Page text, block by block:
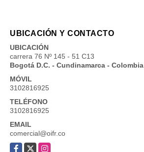
UBICACIÓN Y CONTACTO
UBICACIÓN
carrera 76 Nº 145 - 51 C13
Bogotá D.C. - Cundinamarca - Colombia
MÓVIL
3102816925
TELÉFONO
3102816925
EMAIL
comercial@oifr.co
Facebook
X Instagram